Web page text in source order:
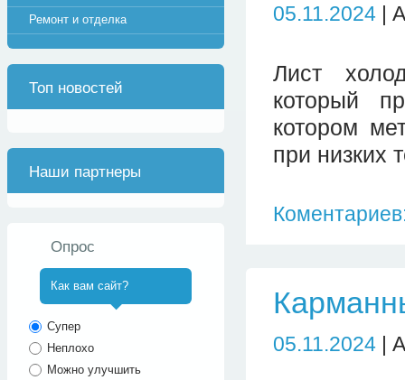
05.11.2024 |
Лист
который
котором
при низких
05.11.2024 |
Ремонт и отделка
Топ новостей
Наши партнеры
Опрос
Как вам сайт?
Супер
Неплохо
Можно улучшить